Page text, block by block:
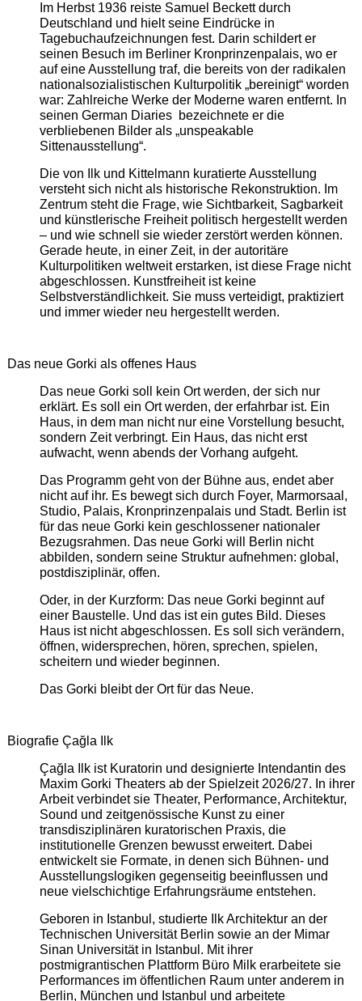
Im Herbst 1936 reiste Samuel Beckett durch
Deutschland und hielt seine Eindrücke in
Tagebuchaufzeichnungen fest. Darin schildert er
seinen Besuch im Berliner Kronprinzenpalais, wo er
auf eine Ausstellung traf, die bereits von der radikalen
nationalsozialistischen Kulturpolitik „bereinigt“ worden
war: Zahlreiche Werke der Moderne waren entfernt. In
seinen German Diaries bezeichnete er die
verbliebenen Bilder als „unspeakable
Sittenausstellung“.
Die von Ilk und Kittelmann kuratierte Ausstellung
versteht sich nicht als historische Rekonstruktion. Im
Zentrum steht die Frage, wie Sichtbarkeit, Sagbarkeit
und künstlerische Freiheit politisch hergestellt werden
– und wie schnell sie wieder zerstört werden können.
Gerade heute, in einer Zeit, in der autoritäre
Kulturpolitiken weltweit erstarken, ist diese Frage nicht
abgeschlossen. Kunstfreiheit ist keine
Selbstverständlichkeit. Sie muss verteidigt, praktiziert
und immer wieder neu hergestellt werden.
Das neue Gorki als offenes Haus
Das neue Gorki soll kein Ort werden, der sich nur
erklärt. Es soll ein Ort werden, der erfahrbar ist. Ein
Haus, in dem man nicht nur eine Vorstellung besucht,
sondern Zeit verbringt. Ein Haus, das nicht erst
aufwacht, wenn abends der Vorhang aufgeht.
Das Programm geht von der Bühne aus, endet aber
nicht auf ihr. Es bewegt sich durch Foyer, Marmorsaal,
Studio, Palais, Kronprinzenpalais und Stadt. Berlin ist
für das neue Gorki kein geschlossener nationaler
Bezugsrahmen. Das neue Gorki will Berlin nicht
abbilden, sondern seine Struktur aufnehmen: global,
postdisziplinär, offen.
Oder, in der Kurzform: Das neue Gorki beginnt auf
einer Baustelle. Und das ist ein gutes Bild. Dieses
Haus ist nicht abgeschlossen. Es soll sich verändern,
öffnen, widersprechen, hören, sprechen, spielen,
scheitern und wieder beginnen.
Das Gorki bleibt der Ort für das Neue.
Biografie Çağla Ilk
Çağla Ilk ist Kuratorin und designierte Intendantin des
Maxim Gorki Theaters ab der Spielzeit 2026/27. In ihrer
Arbeit verbindet sie Theater, Performance, Architektur,
Sound und zeitgenössische Kunst zu einer
transdisziplinären kuratorischen Praxis, die
institutionelle Grenzen bewusst erweitert. Dabei
entwickelt sie Formate, in denen sich Bühnen- und
Ausstellungslogiken gegenseitig beeinflussen und
neue vielschichtige Erfahrungsräume entstehen.
Geboren in Istanbul, studierte Ilk Architektur an der
Technischen Universität Berlin sowie an der Mimar
Sinan Universität in Istanbul. Mit ihrer
postmigrantischen Plattform Büro Milk erarbeitete sie
Performances im öffentlichen Raum unter anderem in
Berlin, München und Istanbul und arbeitete